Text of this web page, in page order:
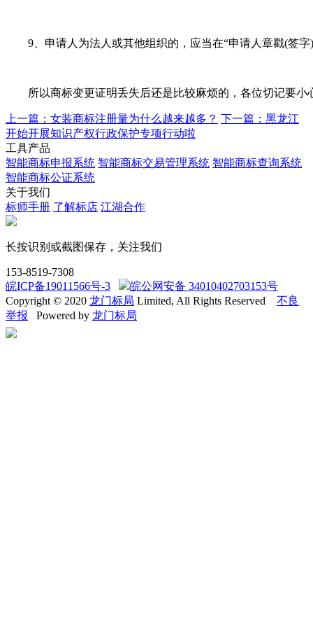
9、申请人为法人或其他组织的，应当在“申请人章戳(签字
所以商标变更证明丢失后还是比较麻烦的，各位切记要小
上一篇：女装商标注册量为什么越来越多？ 下一篇：黑龙江
开始开展知识产权行政保护专项行动啦
工具产品
智能商标申报系统 智能商标交易管理系统 智能商标查询系统
智能商标公证系统
关于我们
标师手册 了解标店 江湖合作
长按识别或截图保存，关注我们
153-8519-7308
皖ICP备19011566号-3
皖公网安备 34010402703153号
Copyright © 2020 龙门标局 Limited, All Rights Reserved 不良
举报 Powered by 龙门标局